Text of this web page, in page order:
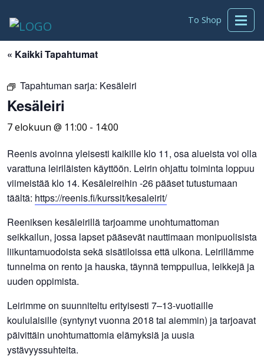
To Shop
« Kaikki Tapahtumat
Tapahtuman sarja: Kesäleiri
Kesäleiri
7 elokuun @ 11:00 - 14:00
Reenis avoinna yleisesti kaikille klo 11, osa alueista voi olla
varattuna leiriläisten käyttöön. Leirin ohjattu toiminta loppuu
viimeistää klo 14. Kesäleireihin -26 pääset tutustumaan
täältä: https://reenis.fi/kurssit/kesaleirit/
Reeniksen kesäleirillä tarjoamme unohtumattoman
seikkailun, jossa lapset pääsevät nauttimaan monipuolisista
liikuntamuodoista sekä sisätiloissa että ulkona. Leirillämme
tunnelma on rento ja hauska, täynnä temppuilua, leikkejä ja
uuden oppimista.
Leirimme on suunniteltu erityisesti 7–13-vuotiaille
koululaisille (syntynyt vuonna 2018 tai aiemmin) ja tarjoavat
päivittäin unohtumattomia elämyksiä ja uusia
ystävyyssuhteita.